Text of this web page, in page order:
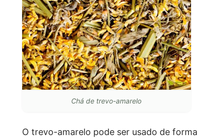
Chá de trevo-amarelo
O trevo-amarelo pode ser usado de forma